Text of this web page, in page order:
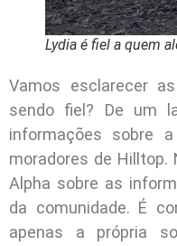
Lydia é fiel a quem
Vamos esclarecer
sendo fiel? De um
informações sobre
moradores de Hilltop.
Alpha sobre as
da comunidade. É
apenas a própria